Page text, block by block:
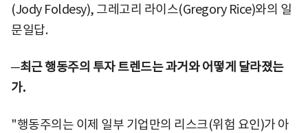
(Jody Foldesy), 그레고리 라이스(Gregory Rice)와의 일
문일답.
─최근 행동주의 투자 트렌드는 과거와 어떻게 달라졌는
가.
"행동주의는 이제 일부 기업만의 리스크(위험 요인)가 아